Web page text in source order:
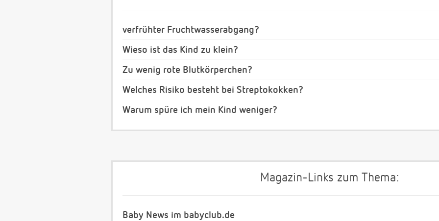
verfrühter Fruchtwasserabgang?
Wieso ist das Kind zu klein?
Zu wenig rote Blutkörperchen?
Welches Risiko besteht bei Streptokokken?
Warum spüre ich mein Kind weniger?
Magazin-Links zum Thema:
Baby News im babyclub.de